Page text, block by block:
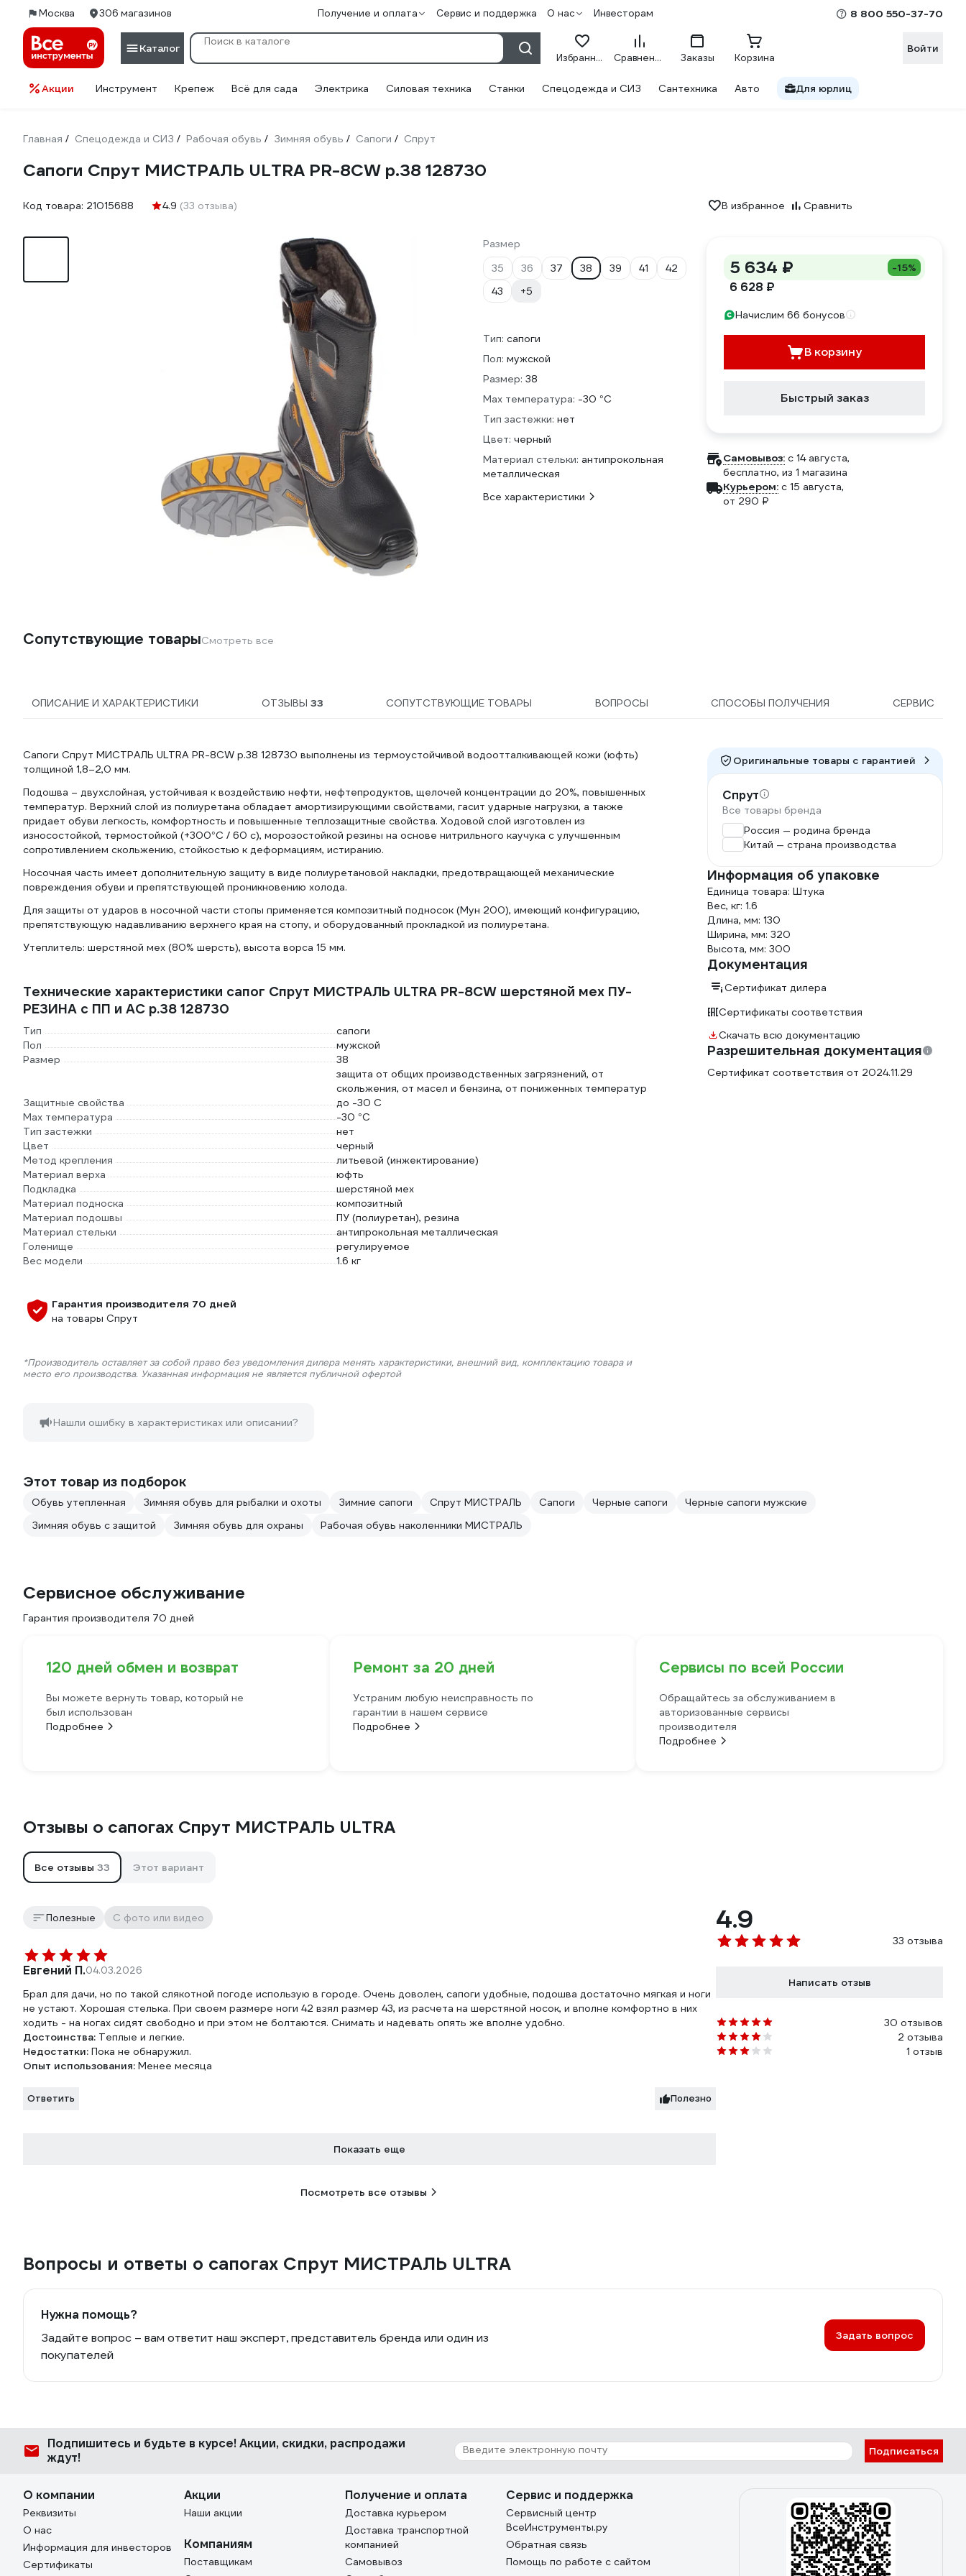
Москва 306 магазинов Получение и оплата Сервис и поддержка О нас Инвесторам 8 800 550-37-70
Каталог
Избранное Сравнение Заказы Корзина
Войти
Акции Инструмент Крепеж Всё для сада Электрика Силовая техника Станки Спецодежда и СИЗ Сантехника Авто Для юрлиц
Главная / Спецодежда и СИЗ / Рабочая обувь / Зимняя обувь / Сапоги / Спрут
Сапоги Спрут МИСТРАЛЬ ULTRA PR-8CW р.38 128730
Код товара: 21015688 4.9 (33 отзыва) В избранное Сравнить
Размер
35
36 37 38 39 41
42
43
+5
Тип: сапоги
Пол: мужской
Размер: 38
Max температура: -30 °С
Тип застежки: нет
Цвет: черный
Материал стельки: антипрокольная
металлическая
Все характеристики
5 634 ₽ -15%
6 628 ₽
Начислим 66 бонусов
В корзину
Быстрый заказ
Самовывоз: c 14 августа,
бесплатно, из 1 магазина
Курьером: c 15 августа,
от 290 ₽
Сопутствующие товарыСмотреть все
ОПИСАНИЕ И ХАРАКТЕРИСТИКИ ОТЗЫВЫ 33 СОПУТСТВУЮЩИЕ ТОВАРЫ ВОПРОСЫ СПОСОБЫ ПОЛУЧЕНИЯ СЕРВИС
Сапоги Спрут МИСТРАЛЬ ULTRA PR-8CW р.38 128730 выполнены из термоустойчивой водоотталкивающей кожи (юфть)
толщиной 1,8–2,0 мм.
Подошва – двухслойная, устойчивая к воздействию нефти, нефтепродуктов, щелочей концентрации до 20%, повышенных
температур. Верхний слой из полиуретана обладает амортизирующими свойствами, гасит ударные нагрузки, а также
придает обуви легкость, комфортность и повышенные теплозащитные свойства. Ходовой слой изготовлен из
износостойкой, термостойкой (+300°С / 60 с), морозостойкой резины на основе нитрильного каучука с улучшенным
сопротивлением скольжению, стойкостью к деформациям, истиранию.
Носочная часть имеет дополнительную защиту в виде полиуретановой накладки, предотвращающей механические
повреждения обуви и препятствующей проникновению холода.
Для защиты от ударов в носочной части стопы применяется композитный подносок (Мун 200), имеющий конфигурацию,
препятствующую надавливанию верхнего края на стопу, и оборудованный прокладкой из полиуретана.
Утеплитель: шерстяной мех (80% шерсть), высота ворса 15 мм.
Технические характеристики сапог Спрут МИСТРАЛЬ ULTRA PR-8CW шерстяной мех ПУ-
РЕЗИНА с ПП и АС р.38 128730
Тип
сапоги
Пол
мужской
Размер
38
Защитные свойства
защита от общих производственных загрязнений, от
скольжения, от масел и бензина, от пониженных температур
до -30 С
Max температура
-30 °С
Тип застежки
нет
Цвет
черный
Метод крепления
литьевой (инжектирование)
Материал верха
юфть
Подкладка
шерстяной мех
Материал подноска
композитный
Материал подошвы
ПУ (полиуретан), резина
Материал стельки
антипрокольная металлическая
Голенище
регулируемое
Вес модели
1.6 кг
Гарантия производителя 70 дней
на товары Спрут
*Производитель оставляет за собой право без уведомления дилера менять характеристики, внешний вид, комплектацию товара и
место его производства. Указанная информация не является публичной офертой
Нашли ошибку в характеристиках или описании?
Оригинальные товары c гарантией
Спрут
Все товары бренда
Россия — родина бренда
Китай — страна производства
Информация об упаковке
Единица товара: Штука
Вес, кг: 1.6
Длина, мм: 130
Ширина, мм: 320
Высота, мм: 300
Документация
Сертификат дилера
Сертификаты соответствия
Скачать всю документацию
Разрешительная документация
Сертификат соответствия от 2024.11.29
Этот товар из подборок
Обувь утепленная Зимняя обувь для рыбалки и охоты Зимние сапоги Спрут МИСТРАЛЬ Сапоги Черные сапоги
Черные сапоги мужские
Зимняя обувь с защитой
Зимняя обувь для охраны Рабочая обувь наколенники МИСТРАЛЬ
Сервисное обслуживание
Гарантия производителя 70 дней
120 дней обмен и возврат
Вы можете вернуть товар, который не
был использован
Подробнее
Ремонт за 20 дней
Устраним любую неисправность по
гарантии в нашем сервисе
Подробнее
Сервисы по всей России
Обращайтесь за обслуживанием в
авторизованные сервисы
производителя
Подробнее
Отзывы о сапогах Спрут МИСТРАЛЬ ULTRA
Все отзывы 33 Этот вариант
4.9
33 отзыва
Написать отзыв
30 отзывов
2 отзыва
1 отзыв
Полезные С фото или видео
Евгений П.04.03.2026
Брал для дачи, но по такой слякотной погоде использую в городе. Очень доволен, сапоги удобные, подошва достаточно мягкая и ноги
не устают. Хорошая стелька. При своем размере ноги 42 взял размер 43, из расчета на шерстяной носок, и вполне комфортно в них
ходить - на ногах сидят свободно и при этом не болтаются. Снимать и надевать опять же вполне удобно.
Достоинства: Теплые и легкие.
Недостатки: Пока не обнаружил.
Опыт использования: Менее месяца
Ответить Полезно
Показать еще
Посмотреть все отзывы
Вопросы и ответы о сапогах Спрут МИСТРАЛЬ ULTRA
Нужна помощь?
Задайте вопрос – вам ответит наш эксперт, представитель бренда или один из
покупателей
Задать вопрос
Подпишитесь и будьте в курсе! Акции, скидки, распродажи
ждут!
Подписаться
О компании
Реквизиты
О нас
Информация для инвесторов
Сертификаты
Акции
Наши акции
Компаниям
Поставщикам
Получение и оплата
Доставка курьером
Доставка транспортной
компанией
Самовывоз
Сервис и поддержка
Сервисный центр
ВсеИнструменты.ру
Обратная связь
Помощь по работе с сайтом